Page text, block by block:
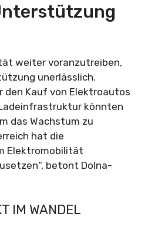
weiter voranzutreiben,
unerlässlich.
den Kauf von Elektroautos
könnten
das Wachstum zu
hat die
Elektromobilität
betont Dolna-
IM WANDEL